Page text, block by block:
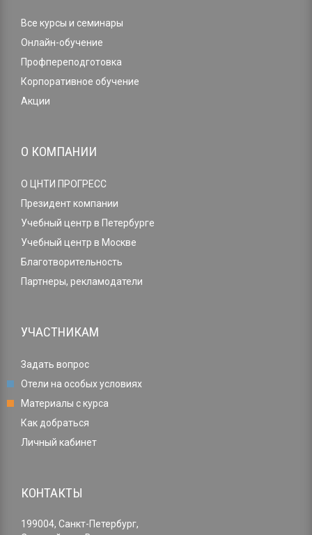
Все курсы и семинары
Онлайн-обучение
Профпереподготовка
Корпоративное обучение
Акции
О КОМПАНИИ
О ЦНТИ ПРОГРЕСС
Президент компании
Учебный центр в Петербурге
Учебный центр в Москве
Благотворительность
Партнеры, рекламодатели
УЧАСТНИКАМ
Задать вопрос
Отели на особых условиях
Материалы с курса
Как добраться
Личный кабинет
КОНТАКТЫ
199004, Санкт-Петербург,